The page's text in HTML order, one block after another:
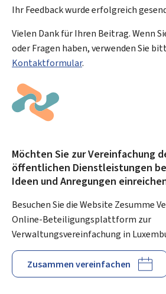
Ihr Feedback wurdeerfolgreich
Vielen Dank für Ihren Beitrag. Wenn
oder Fragen haben, verwenden Sie
Kontaktformular.
Möchten Sie zur Vereinfachung
öffentlichen Dienstleistungen
Ideen und Anregungen
Besuchen Sie die Website Zesumme
Online-Beteiligungsplattform zur
Verwaltungsvereinfachung in
Zusammen vereinfachen